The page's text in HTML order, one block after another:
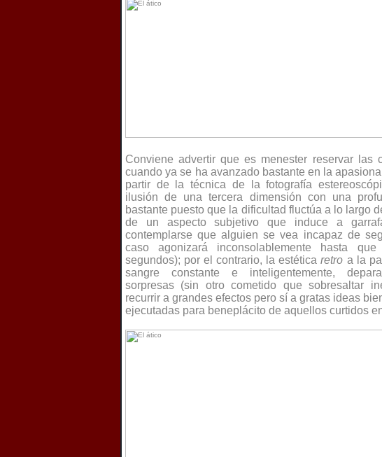
Conviene advertir que es menester reservar las
cuando ya se ha avanzado bastante en la
partir de la técnica de la fotografía
ilusión de una tercera dimensión con una
bastante puesto que la dificultad fluctúa a lo largo
de un aspecto subjetivo que induce a
contemplarse que alguien se vea incapaz de
caso agonizará inconsolablemente hasta
segundos); por el contrario, la estéticaretro a la
sangre constante e inteligentemente,
sorpresas (sin otro cometido que sobresaltar
recurrir a grandes efectos pero sí a gratas ideas
ejecutadas para beneplácito de aquellos curtidos